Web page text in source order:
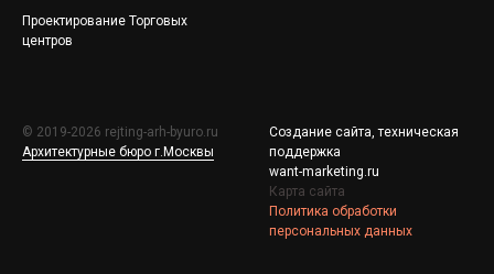
Проектирование Торговых
центров
© 2019-2026 rejting-arh-byuro.ru
Архитектурные бюро г.Москвы
Создание сайта, техническая
поддержка
want-marketing.ru
Карта сайта
Политика обработки
персональных данных